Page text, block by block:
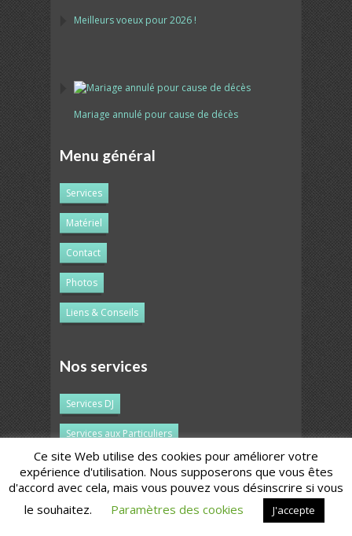
Meilleurs voeux pour 2026 !
Mariage annulé pour cause de décès
Menu général
Services
Matériel
Contact
Photos
Liens & Conseils
Nos services
Services DJ
Services aux Particuliers
Services dédicacés aux Mariages !
Services aux Professionnels
Ce site Web utilise des cookies pour améliorer votre
expérience d'utilisation. Nous supposerons que vous êtes
d'accord avec cela, mais vous pouvez vous désinscrire si vous
le souhaitez.
Paramètres des cookies J'accepte